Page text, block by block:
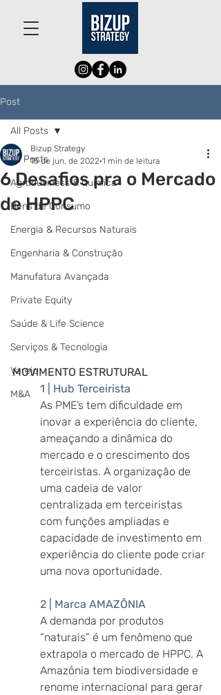
Post
All Posts
Agrobusiness & Química
Bens de Consumo
Energia & Recursos Naturais
Engenharia & Construção
Manufatura Avançada
Private Equity
Saúde & Life Science
Serviços & Tecnologia
Varejo
M&A
All Posts
6 Desafios pra o Mercado
de HPPC
Bizup Strategy
15 de jun. de 2022 1 min de leitura
MOVIMENTO ESTRUTURAL
1 | Hub Terceirista
As PME’s tem dificuldade em
inovar a experiência do cliente,
ameaçando a dinâmica do
mercado e o crescimento dos
terceiristas. A organização de
uma cadeia de valor
centralizada em terceiristas
com funções ampliadas e
capacidade de investimento em
experiência do cliente pode criar
uma nova oportunidade.
2 | Marca AMAZÔNIA
A demanda por produtos
“naturais” é um fenômeno que
extrapola o mercado de HPPC. A
Amazônia tem biodiversidade e
renome internacional para gerar